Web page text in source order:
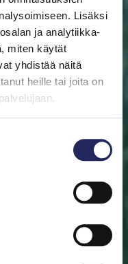
Lisäksi
ja analytiikka-
miten käytät
yhdistää näitä
heille tai joita on
PELASTA
Itämerta on myös
Halutessasi saat
pelastettu pala